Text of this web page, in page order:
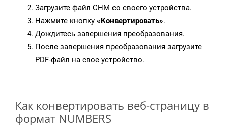
Загрузите файл CHM со своего устройства.
Нажмите кнопку «Конвертировать».
Дождитесь завершения преобразования.
После завершения преобразования загрузите
PDF-файл на свое устройство.
Как конвертировать веб-страницу в
формат NUMBERS